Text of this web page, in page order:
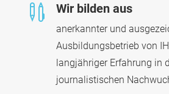
 Wir bilden aus
anerkannter und
Ausbildungsbetrieb von
langjähriger Erfahrung in
journalistischen